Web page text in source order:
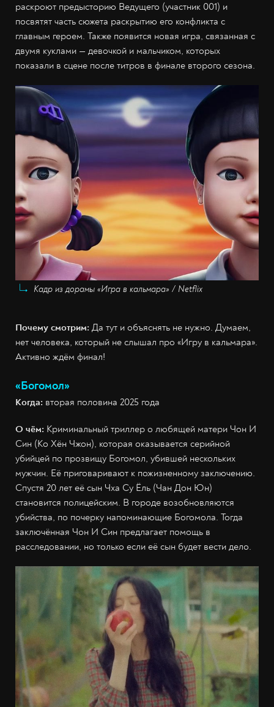
раскроют предысторию Ведущего (участник 001) и
посвятят часть сюжета раскрытию его конфликта с
главным героем. Также появится новая игра, связанная с
двумя куклами — девочкой и мальчиком, которых
показали в сцене после титров в финале второго сезона.
Кадр из дорамы «Игра в кальмара» / Netflix
Почему смотрим: Да тут и объяснять не нужно. Думаем,
нет человека, который не слышал про «Игру в кальмара».
Активно ждём финал!
«Богомол»
Когда: вторая половина 2025 года
О чём: Криминальный триллер о любящей матери Чон И
Син (Ко Хён Чжон), которая оказывается серийной
убийцей по прозвищу Богомол, убившей нескольких
мужчин. Её приговаривают к пожизненному заключению.
Спустя 20 лет её сын Чха Су Ёль (Чан Дон Юн)
становится полицейским. В городе возобновляются
убийства, по почерку напоминающие Богомола. Тогда
заключённая Чон И Син предлагает помощь в
расследовании, но только если её сын будет вести дело.